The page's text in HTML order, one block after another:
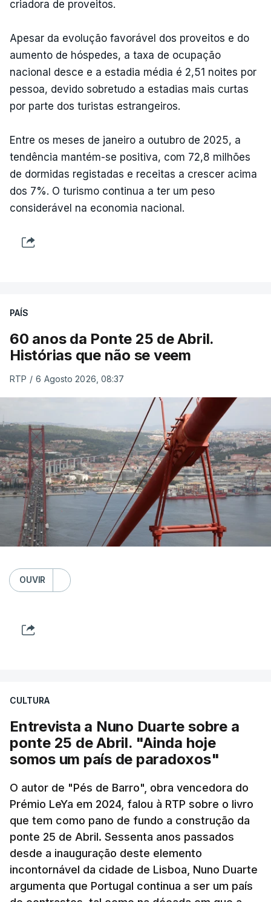
criadora de proveitos.
Apesar da evolução favorável dos proveitos e do
aumento de hóspedes, a taxa de ocupação
nacional desce e a estadia média é 2,51 noites por
pessoa, devido sobretudo a estadias mais curtas
por parte dos turistas estrangeiros.
Entre os meses de janeiro a outubro de 2025, a
tendência mantém-se positiva, com 72,8 milhões
de dormidas registadas e receitas a crescer acima
dos 7%. O turismo continua a ter um peso
considerável na economia nacional.
PAÍS
60 anos da Ponte 25 de Abril.
Histórias que não se veem
RTP / 6 Agosto 2026, 08:37
OUVIR
CULTURA
Entrevista a Nuno Duarte sobre a
ponte 25 de Abril. "Ainda hoje
somos um país de paradoxos"
O autor de "Pés de Barro", obra vencedora do
Prémio LeYa em 2024, falou à RTP sobre o livro
que tem como pano de fundo a construção da
ponte 25 de Abril. Sessenta anos passados
desde a inauguração deste elemento
incontornável da cidade de Lisboa, Nuno Duarte
argumenta que Portugal continua a ser um país